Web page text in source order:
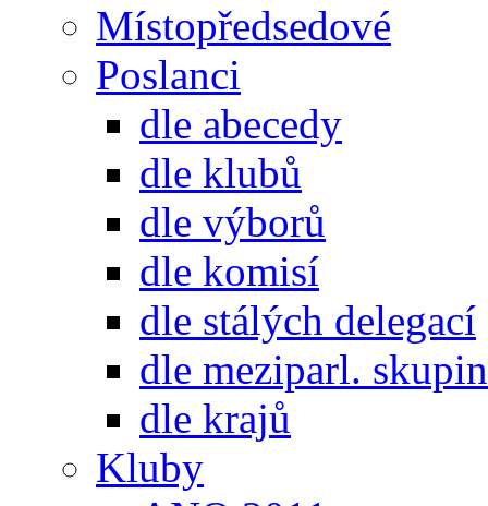
Místopředsedové
Poslanci
dle abecedy
dle klubů
dle výborů
dle komisí
dle stálých delegací
dle meziparl. skupin
dle krajů
Kluby